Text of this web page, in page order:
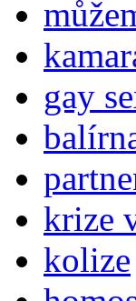
gay
krize
kolize